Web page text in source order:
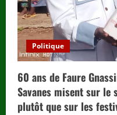
Politique
60 ans de Faure
Savanes misent sur le
plutôt que sur les